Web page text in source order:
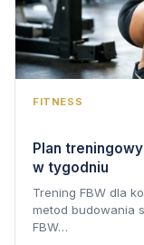
FITNESS
Plan
w tygodniu
Trening FBW dla
metod budowania
FBW…